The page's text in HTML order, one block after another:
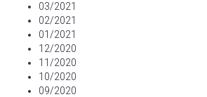
03/2021
02/2021
01/2021
12/2020
11/2020
10/2020
09/2020